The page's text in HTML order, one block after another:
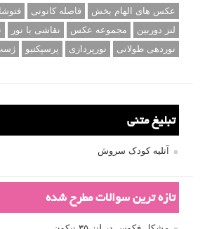
عکس های الهام بخش
فاصله کانونی
لنز دوربین
مجموعه عکس نقاشی با نور
نوردهی طولانی
نورپردازی پرسپکتیو
تبلیغ متنی
آتلیه کودک سروش
تازه ترین سوالات مطرح شده